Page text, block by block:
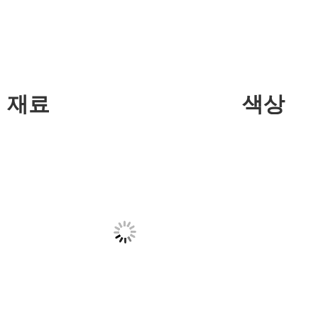
재료 색상